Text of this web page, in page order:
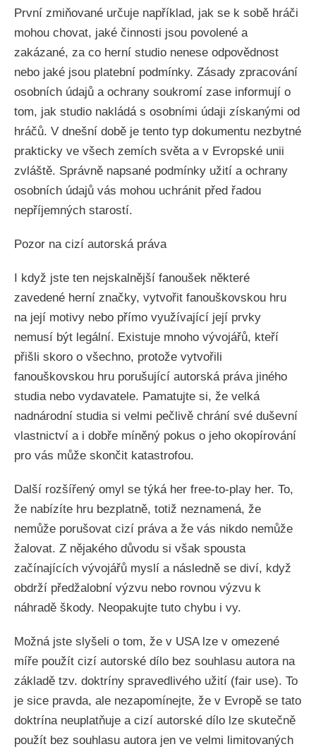
První zmiňované určuje například, jak se k sobě hráči
mohou chovat, jaké činnosti jsou povolené a
zakázané, za co herní studio nenese odpovědnost
nebo jaké jsou platební podmínky. Zásady zpracování
osobních údajů a ochrany soukromí zase informují o
tom, jak studio nakládá s osobními údaji získanými od
hráčů. V dnešní době je tento typ dokumentu nezbytné
prakticky ve všech zemích světa a v Evropské unii
zvláště. Správně napsané podmínky užití a ochrany
osobních údajů vás mohou uchránit před řadou
nepříjemných starostí.
Pozor na cizí autorská práva
I když jste ten nejskalnější fanoušek některé
zavedené herní značky, vytvořit fanouškovskou hru
na její motivy nebo přímo využívající její prvky
nemusí být legální. Existuje mnoho vývojářů, kteří
přišli skoro o všechno, protože vytvořili
fanouškovskou hru porušující autorská práva jiného
studia nebo vydavatele. Pamatujte si, že velká
nadnárodní studia si velmi pečlivě chrání své duševní
vlastnictví a i dobře míněný pokus o jeho okopírování
pro vás může skončit katastrofou.
Další rozšířený omyl se týká her free-to-play her. To,
že nabízíte hru bezplatně, totiž neznamená, že
nemůže porušovat cizí práva a že vás nikdo nemůže
žalovat. Z nějakého důvodu si však spousta
začínajících vývojářů myslí a následně se diví, když
obdrží předžalobní výzvu nebo rovnou výzvu k
náhradě škody. Neopakujte tuto chybu i vy.
Možná jste slyšeli o tom, že v USA lze v omezené
míře použít cizí autorské dílo bez souhlasu autora na
základě tzv. doktríny spravedlivého užití (fair use). To
je sice pravda, ale nezapomínejte, že v Evropě se tato
doktrína neuplatňuje a cizí autorské dílo lze skutečně
použít bez souhlasu autora jen ve velmi limitovaných